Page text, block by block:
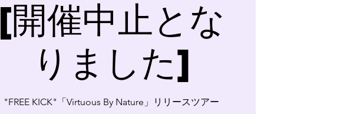
[開催中止とな
りました]
"FREE KICK"「Virtuous By Nature」リリースツアー